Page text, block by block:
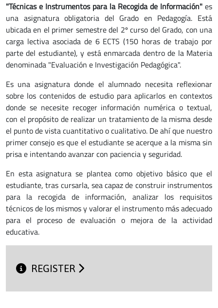
"Técnicas e Instrumentos para la Recogida de Información" es
una asignatura obligatoria del Grado en Pedagogía. Está
ubicada en el primer semestre del 2º curso del Grado, con una
carga lectiva asociada de 6 ECTS (150 horas de trabajo por
parte del estudiante), y está enmarcada dentro de la Materia
denominada "Evaluación e Investigación Pedagógica".
Es una asignatura donde el alumnado necesita reflexionar
sobre los contenidos de estudio para aplicarlos en contextos
donde se necesite recoger información numérica o textual,
con el propósito de realizar un tratamiento de la misma desde
el punto de vista cuantitativo o cualitativo. De ahí que nuestro
primer consejo es que el estudiante se acerque a la misma sin
prisa e intentando avanzar con paciencia y seguridad.
En esta asignatura se plantea como objetivo básico que el
estudiante, tras cursarla, sea capaz de construir instrumentos
para la recogida de información, analizar los requisitos
técnicos de los mismos y valorar el instrumento más adecuado
para el proceso de evaluación o mejora de la actividad
educativa.
REGISTER